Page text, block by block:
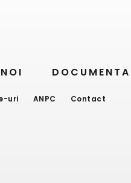
uri ANPC Contact